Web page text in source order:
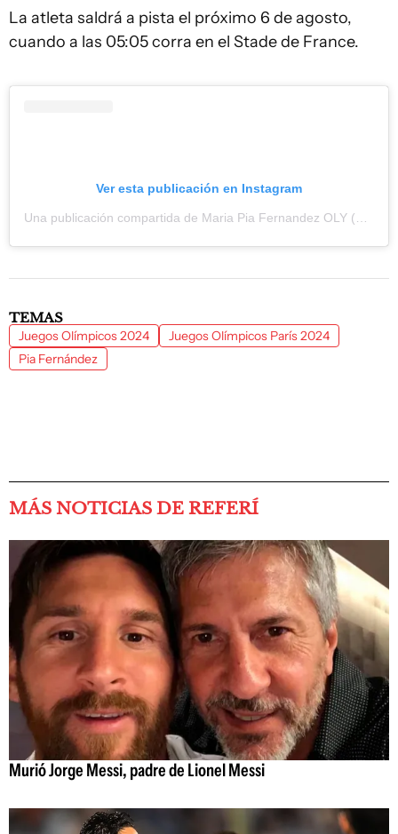
La atleta saldrá a pista el próximo 6 de agosto,
cuando a las 05:05 corra en el Stade de France.
Ver esta publicación en Instagram
TEMAS
Juegos Olímpicos 2024
Juegos Olímpicos París 2024
Pia Fernández
MÁS NOTICIAS DE REFERÍ
Murió Jorge Messi, padre de Lionel Messi